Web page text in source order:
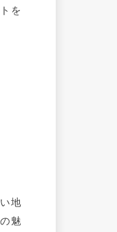
を
地
魅